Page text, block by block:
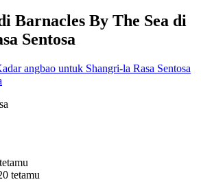
Barnacles By The Sea di
Sentosa
angbao untuk Shangri-la Rasa Sentosa
tetamu
tetamu